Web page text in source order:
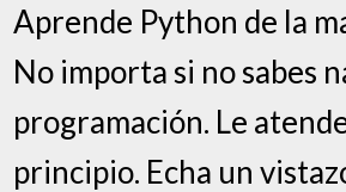
Aprende Python de la
No importa si no sabes
programación. Le
principio. Echa un